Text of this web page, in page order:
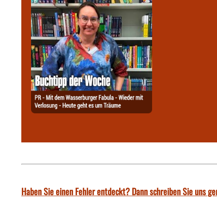
Haben Sie einen Fehler entdeckt? Dann schreiben Sie uns